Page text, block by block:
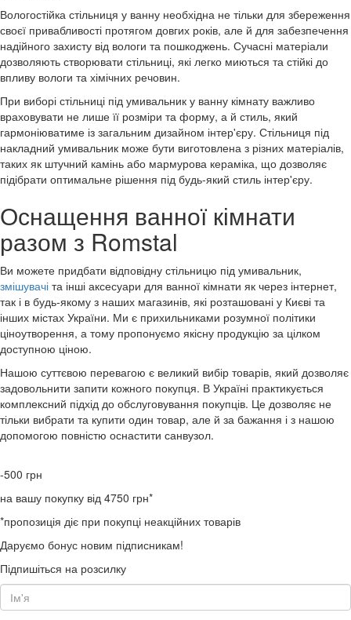
Вологостійка стільниця у ванну необхідна не тільки для збереження
своєї привабливості протягом довгих років, але й для забезпечення
надійного захисту від вологи та пошкоджень. Сучасні матеріали
дозволяють створювати стільниці, які легко миються та стійкі до
впливу вологи та хімічних речовин.
При виборі стільниці під умивальник у ванну кімнату важливо
враховувати не лише її розміри та форму, а й стиль, який
гармоніюватиме із загальним дизайном інтер'єру. Стільниця під
накладний умивальник може бути виготовлена з різних матеріалів,
таких як штучний камінь або мармурова кераміка, що дозволяє
підібрати оптимальне рішення під будь-який стиль інтер'єру.
Оснащення ванної кімнати
разом з Romstal
Ви можете придбати відповідну стільницю під умивальник,
змішувачі та інші аксесуари для ванної кімнати як через інтернет,
так і в будь-якому з наших магазинів, які розташовані у Києві та
інших містах України. Ми є прихильниками розумної політики
ціноутворення, а тому пропонуємо якісну продукцію за цілком
доступною ціною.
Нашою суттєвою перевагою є великий вибір товарів, який дозволяє
задовольнити запити кожного покупця. В Україні практикується
комплексний підхід до обслуговування покупців. Це дозволяє не
тільки вибрати та купити один товар, але й за бажання і з нашою
допомогою повністю оснастити санвузол.
-500 грн
на вашу покупку від 4750 грн*
*пропозиція діє при покупці неакційних товарів
Даруємо бонус новим підписникам!
Підпишіться на розсилку